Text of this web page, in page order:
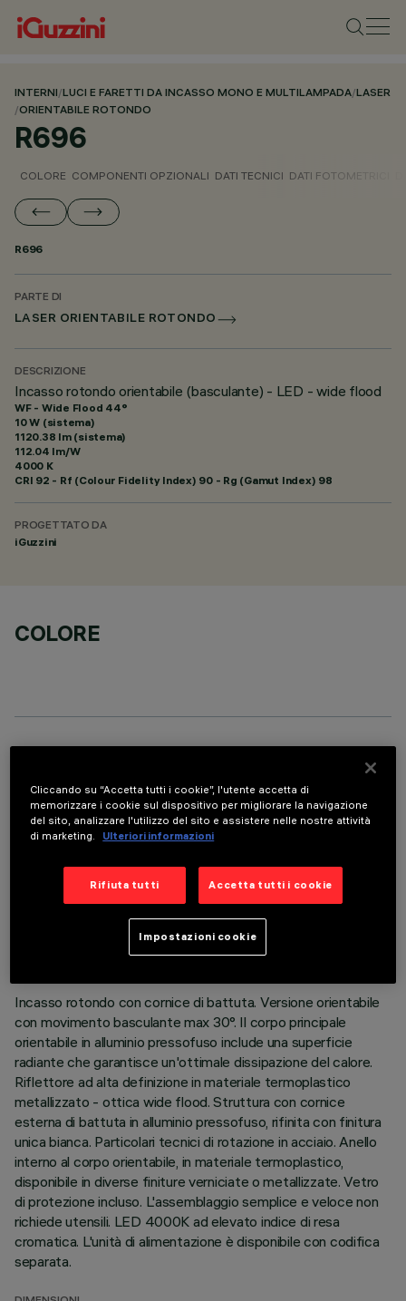
INTERNI/LUCI E FARETTI DA INCASSO MONO E MULTILAMPADA/LASER
/ORIENTABILE ROTONDO
R696
COLORE COMPONENTI OPZIONALI DATI TECNICI DATI FOTOMETRICI
R696
PARTE DI
LASER ORIENTABILE ROTONDO
DESCRIZIONE
Incasso rotondo orientabile (basculante) - LED - wide flood
WF - Wide Flood 44°
10 W (sistema)
1120.38 lm (sistema)
112.04 lm/W
4000 K
CRI 92 - Rf (Colour Fidelity Index) 90 - Rg (Gamut Index) 98
PROGETTATO DA
iGuzzini
COLORE
DATI TECNICI
ULTIMO AGGIORNAMENTO: 06/08/2026
Incasso rotondo con cornice di battuta. Versione orientabile
con movimento basculante max 30°. Il corpo principale
orientabile in alluminio pressofuso include una superficie
radiante che garantisce un'ottimale dissipazione del calore.
Riflettore ad alta definizione in materiale termoplastico
metallizzato - ottica wide flood. Struttura con cornice
esterna di battuta in alluminio pressofuso, rifinita con finitura
unica bianca. Particolari tecnici di rotazione in acciaio. Anello
interno al corpo orientabile, in materiale termoplastico,
disponibile in diverse finiture verniciate o metallizzate. Vetro
di protezione incluso. L'assemblaggio semplice e veloce non
richiede utensili. LED 4000K ad elevato indice di resa
cromatica. L'unità di alimentazione è disponibile con codifica
separata.
Cliccando su “Accetta tutti i cookie”, l'utente accetta di
memorizzare i cookie sul dispositivo per migliorare la navigazione
del sito, analizzare l'utilizzo del sito e assistere nelle nostre attività
di marketing.
Ulteriori informazioni
Rifiuta tutti Accetta tutti i cookie
Impostazioni cookie